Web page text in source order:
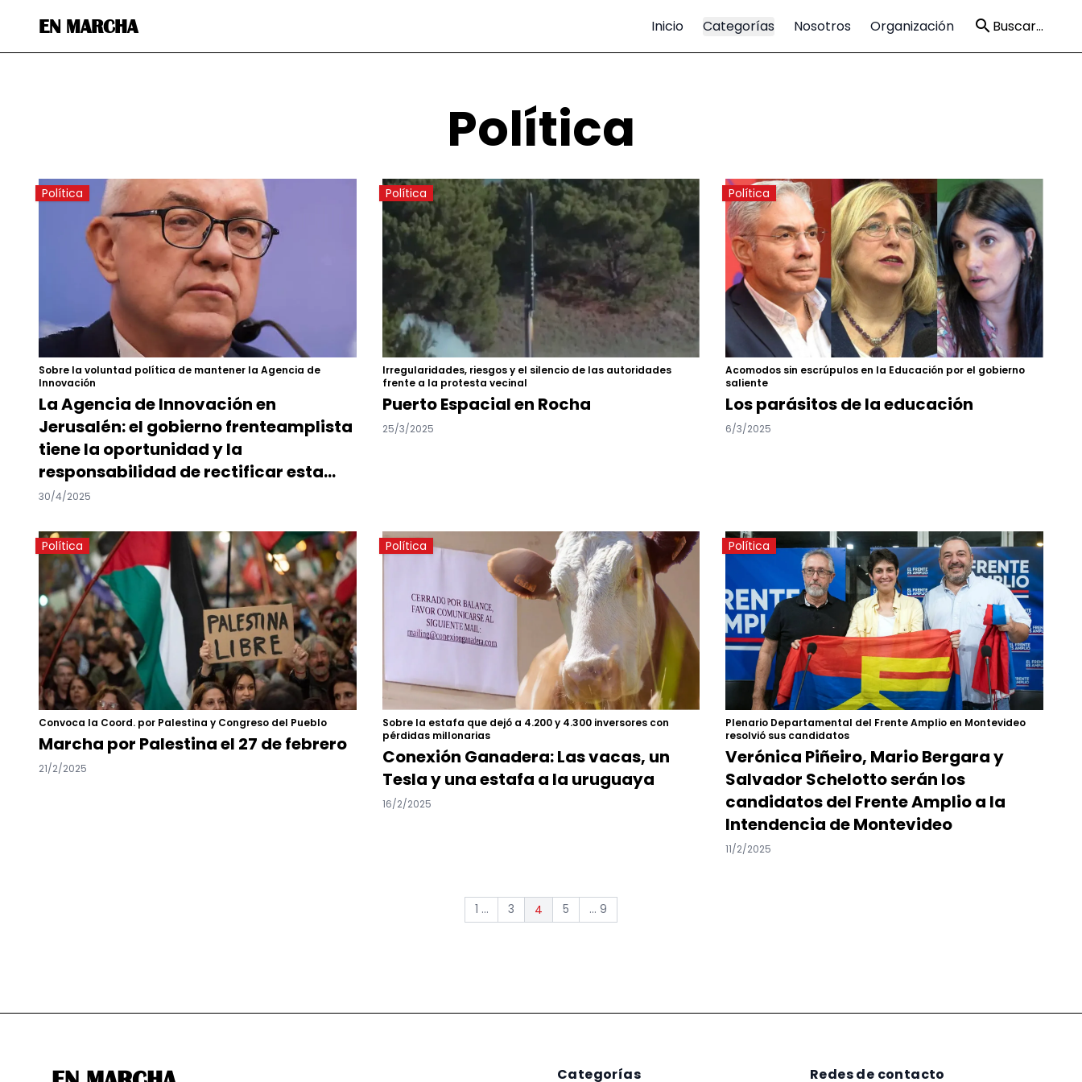
EN MARCHA Inicio Categorías Nosotros Organización Buscar...
Política
Política
Sobre la voluntad política de mantener la Agencia de
Innovación
La Agencia de Innovación en
Jerusalén: el gobierno frenteamplista
tiene la oportunidad y la
responsabilidad de rectificar esta
medida
30/4/2025
Política
Irregularidades, riesgos y el silencio de las autoridades
frente a la protesta vecinal
Puerto Espacial en Rocha
25/3/2025
Política
Acomodos sin escrúpulos en la Educación por el gobierno
saliente
Los parásitos de la educación
6/3/2025
Política
Convoca la Coord. por Palestina y Congreso del Pueblo
Marcha por Palestina el 27 de febrero
21/2/2025
Política
Sobre la estafa que dejó a 4.200 y 4.300 inversores con
pérdidas millonarias
Conexión Ganadera: Las vacas, un
Tesla y una estafa a la uruguaya
16/2/2025
Política
Plenario Departamental del Frente Amplio en Montevideo
resolvió sus candidatos
Verónica Piñeiro, Mario Bergara y
Salvador Schelotto serán los
candidatos del Frente Amplio a la
Intendencia de Montevideo
11/2/2025
1 ... 3 4 5 ... 9
Categorías Redes de contacto